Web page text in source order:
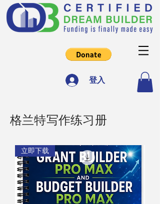
登入
格兰特写作练习册
立即下载